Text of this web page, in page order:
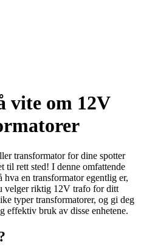
vite om 12V
transformator for dine spotter
til rett sted! I denne omfattende
en transformator egentlig er,
velger riktig 12V trafo for ditt
typer transformatorer, og gi deg
effektiv bruk av disse enhetene.